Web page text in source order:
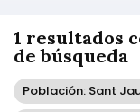
1 resultados
de búsqueda
Población: Sant